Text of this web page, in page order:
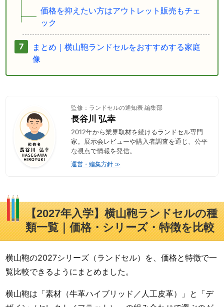
価格を抑えたい方はアウトレット販売もチェ
ック
まとめ｜横山鞄ランドセルをおすすめする家庭
像
監修：ランドセルの通知表 編集部
長谷川 弘幸
2012年から業界取材を続けるランドセル専門
家。展示会レビューや購入者調査を通じ、公平
な視点で情報を発信。
運営・編集方針 ≫
【2027年入学】横山鞄ランドセルの種
類一覧｜価格・シリーズ・特徴を比較
横山鞄の2027シリーズ（ランドセル）を、価格と特徴で一
覧比較できるようにまとめました。
横山鞄は「素材（牛革ハイブリッド／人工皮革）」と「デ